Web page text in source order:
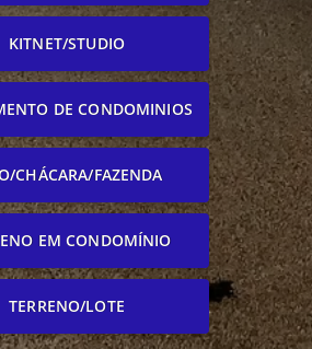
KITNET/STUDIO
DE CONDOMINIOS
CHÁCARA/FAZENDA
EM CONDOMÍNIO
TERRENO/LOTE